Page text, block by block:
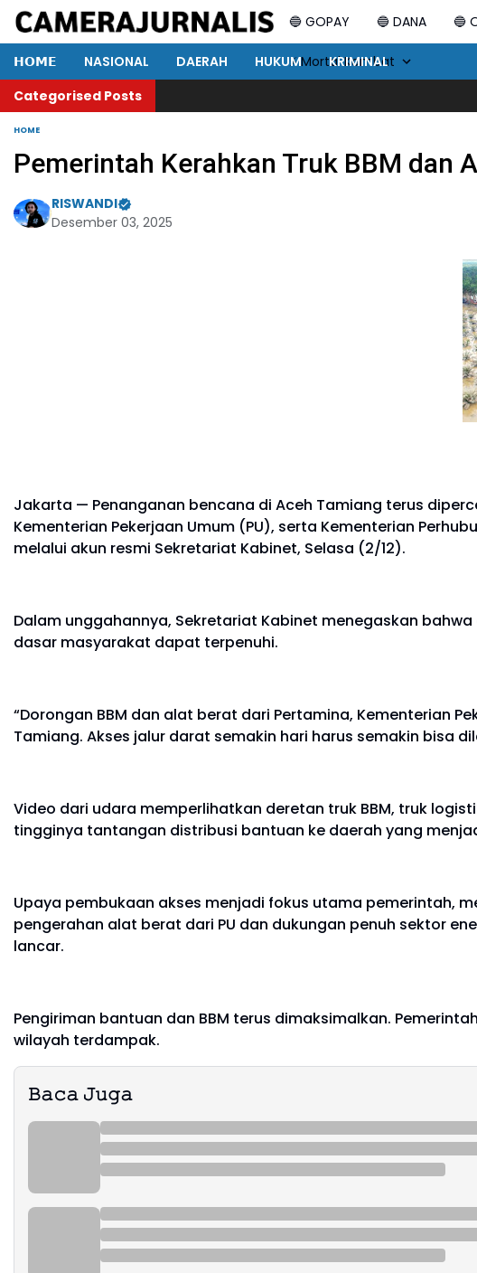
🔵 GOPAY 🔵 DANA 🔵
⚡ Mortal Kombat
𝗛𝗢𝗠𝗘 NASIONAL DAERAH HUKUM
KRIMINAL
Categorised Posts
HOME
Pemerintah Kerahkan Truk BBM dan
RISWANDI
Desember 03, 2025
Jakarta — Penanganan bencana di Aceh Tamiang terus
Kementerian Pekerjaan Umum (PU), serta Kementerian
melalui akun resmi Sekretariat Kabinet, Selasa (2/12).
Dalam unggahannya, Sekretariat Kabinet menegaskan
dasar masyarakat dapat terpenuhi.
“Dorongan BBM dan alat berat dari Pertamina, Kementerian
Tamiang. Akses jalur darat semakin hari harus semakin bisa
Video dari udara memperlihatkan deretan truk BBM, truk
tingginya tantangan distribusi bantuan ke daerah yang
Upaya pembukaan akses menjadi fokus utama pemerintah,
pengerahan alat berat dari PU dan dukungan penuh sektor
lancar.
Pengiriman bantuan dan BBM terus dimaksimalkan.
wilayah terdampak.
𝙱𝚊𝚌𝚊 𝙹𝚞𝚐𝚊